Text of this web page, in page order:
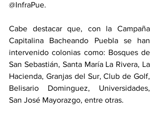
@InfraPue.
Cabe destacar que, con la Campaña
Capitalina Bacheando Puebla se han
intervenido colonias como: Bosques de
San Sebastián, Santa María La Rivera, La
Hacienda, Granjas del Sur, Club de Golf,
Belisario Dominguez, Universidades,
San José Mayorazgo, entre otras.